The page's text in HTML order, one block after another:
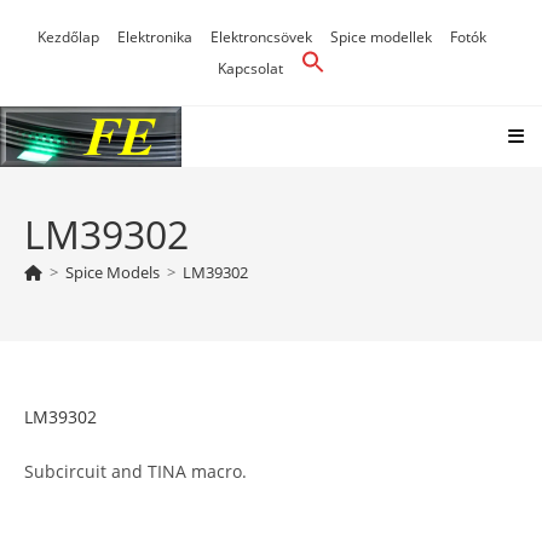
Kezdőlap Elektronika Elektroncsövek Spice modellek
Fotók
Kapcsolat
LM39302
> Spice Models > LM39302
LM39302
Subcircuit and TINA macro.